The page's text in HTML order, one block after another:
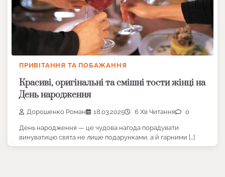
ПРИВІТАННЯ ТА ПОБАЖАННЯ
Красиві, оригінальні та смішні тости жінці на
День народження
Дорошенко Роман 18.03.2025 6 Хв Читання 0
День народження — це чудова нагода порадувати
винуватицю свята не лише подарунками, а й гарними […]